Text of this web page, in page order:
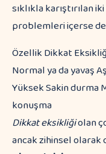
sıklıkla karıştırılan
problemleri içerse
Özellik Dikkat
Normal ya da yavaş
Yüksek Sakin durma
konuşma
Dikkat eksikliğiolan
ancak zihinsel olarak